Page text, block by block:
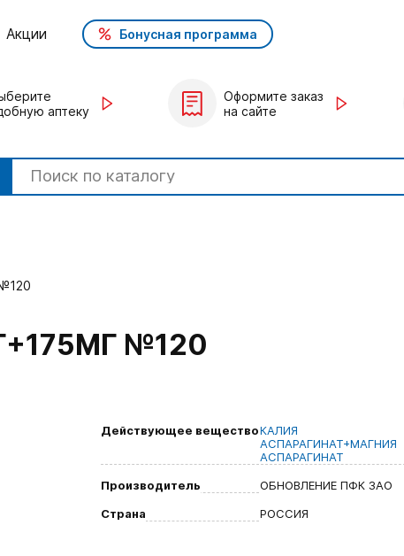
Акции Бонусная программа
аптеку
Оформите заказ
на сайте
№120
Действующее веществоКАЛИЯ
АСПАРАГИНАТ+МАГНИЯ
АСПАРАГИНАТ
Производитель
ОБНОВЛЕНИЕ ПФК ЗАО
Страна
РОССИЯ